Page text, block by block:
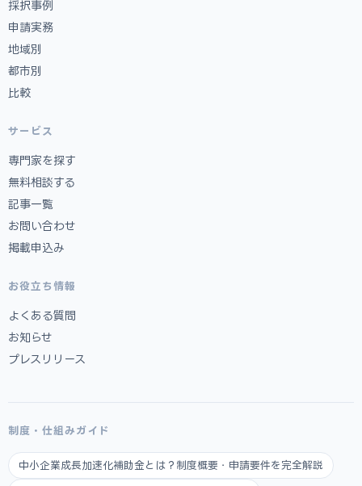
採択事例
申請実務
地域別
都市別
比較
サービス
専門家を探す
無料相談する
記事一覧
お問い合わせ
掲載申込み
お役立ち情報
よくある質問
お知らせ
プレスリリース
制度・仕組みガイド
中小企業成長加速化補助金とは？制度概要・申請要件を完全解説